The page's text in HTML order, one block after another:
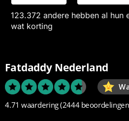
123.372 andere hebben al hun
wat korting
Fatdaddy Nederland
4.71 waardering(2444